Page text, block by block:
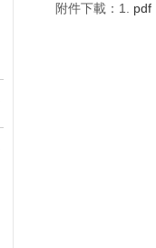
附件下載：1. pdf